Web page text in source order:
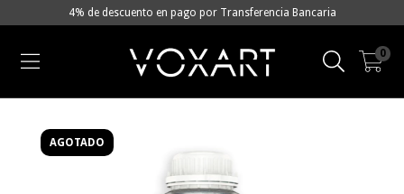
4% de descuento en pago por Transferencia Bancaria
0
AGOTADO